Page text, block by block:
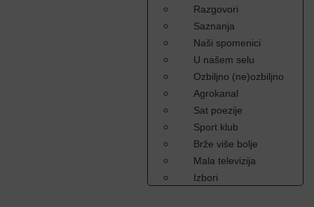
Razgovori
Saznanja
Naši spomenici
U našem selu
Ozbiljno (ne)ozbiljno
Agrokanal
Sat poezije
Sport klub
Brže više bolje
Mala televizija
Izbori